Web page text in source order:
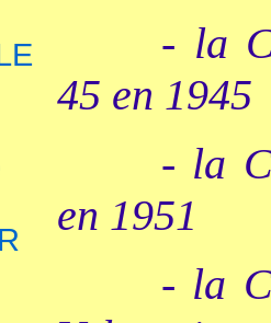
- la
45 en 1945
- la
en 1951
- la